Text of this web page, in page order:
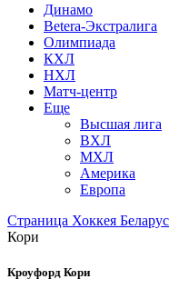
Динамо
Betera-Экстралига
Олимпиада
КХЛ
НХЛ
Матч-центр
Еще
Высшая лига
ВХЛ
МХЛ
Америка
Европа
Страница Хоккея
Кори
Кроуфорд Кори